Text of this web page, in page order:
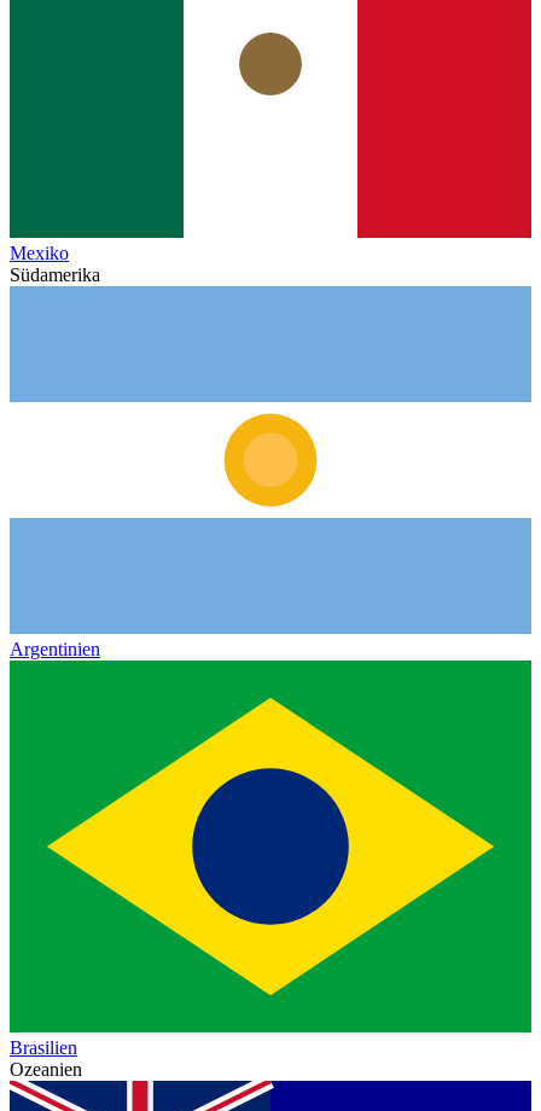
Mexiko
Südamerika
Argentinien
Brasilien
Ozeanien